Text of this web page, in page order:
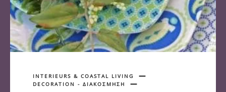
INTERIEURS & COASTAL LIVING
DECORATION - ΔΙΑΚΟΣΜΗΣΗ